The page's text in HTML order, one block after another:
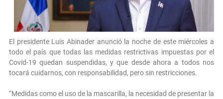
El presidente Luis Abinader anunció la noche de este miércoles a
todo el país que todas las medidas restrictivas impuestas por el
Covid-19 quedan suspendidas, y que desde ahora a todos nos
tocará cuidarnos, con responsabilidad, pero sin restricciones.
“Medidas como el uso de la mascarilla, la necesidad de presentar la